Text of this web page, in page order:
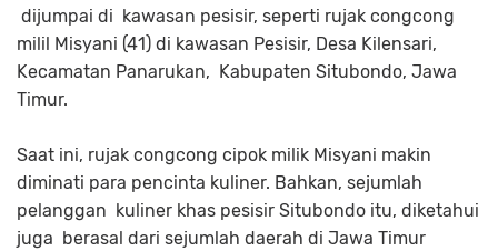
dijumpai di kawasan pesisir, seperti rujak congcong
milil Misyani (41) di kawasan Pesisir, Desa Kilensari,
Kecamatan Panarukan, Kabupaten Situbondo, Jawa
Timur.
Saat ini, rujak congcong cipok milik Misyani makin
diminati para pencinta kuliner. Bahkan, sejumlah
pelanggan kuliner khas pesisir Situbondo itu, diketahui
juga berasal dari sejumlah daerah di Jawa Timur